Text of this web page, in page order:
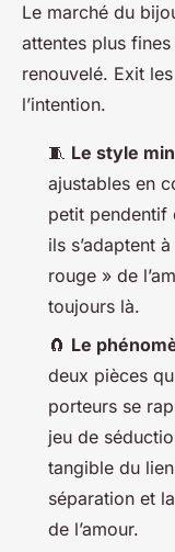
Le marché du
attentes plus
renouvelé. Exit
l’intention.
🧵 Le style
ajustables en
petit pendentif
ils s’adaptent
rouge » de
toujours là.
🧲 Le
deux pièces
porteurs se
jeu de
tangible du
séparation et
de l’amour.